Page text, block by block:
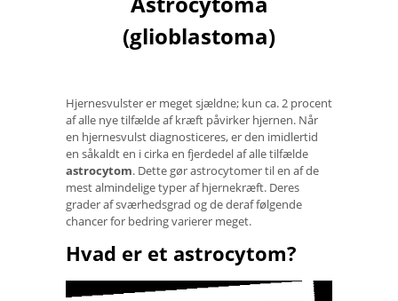
(glioblastoma)
Hjernesvulster er meget sjældne; kun ca. 2 procent
af alle nye tilfælde af kræft påvirker hjernen. Når
en hjernesvulst diagnosticeres, er den imidlertid
en såkaldt en i cirka en fjerdedel af alle tilfælde
astrocytom. Dette gør astrocytomer til en af ​​de
mest almindelige typer af hjernekræft. Deres
grader af sværhedsgrad og de deraf følgende
chancer for bedring varierer meget.
Hvad er et astrocytom?